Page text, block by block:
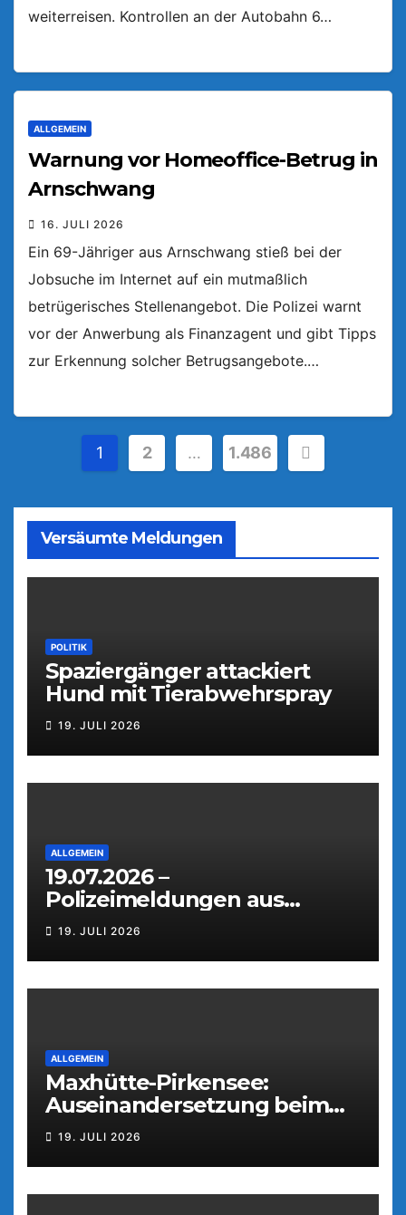
weiterreisen. Kontrollen an der Autobahn 6…
ALLGEMEIN
Warnung vor Homeoffice-Betrug in
Arnschwang
16. JULI 2026
Ein 69-Jähriger aus Arnschwang stieß bei der
Jobsuche im Internet auf ein mutmaßlich
betrügerisches Stellenangebot. Die Polizei warnt
vor der Anwerbung als Finanzagent und gibt Tipps
zur Erkennung solcher Betrugsangebote.…
Seitennummerierung
Beiträge
1 2 … 1.486
Versäumte Meldungen
POLITIK
Spaziergänger attackiert
Hund mit Tierabwehrspray
19. JULI 2026
ALLGEMEIN
19.07.2026 –
Polizeimeldungen aus
Weiden
19. JULI 2026
ALLGEMEIN
Maxhütte-Pirkensee:
Auseinandersetzung beim
Parkfest
19. JULI 2026